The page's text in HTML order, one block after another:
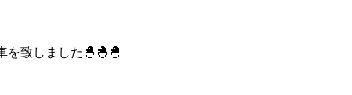
を致しました🐣🐣🐣